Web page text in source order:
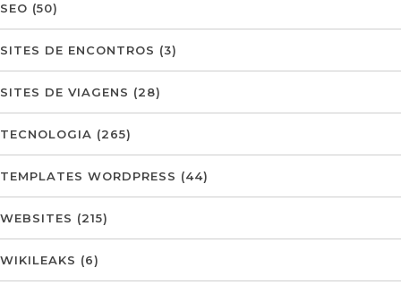
SEO (50)
SITES DE ENCONTROS (3)
SITES DE VIAGENS (28)
TECNOLOGIA (265)
TEMPLATES WORDPRESS (44)
WEBSITES (215)
WIKILEAKS (6)